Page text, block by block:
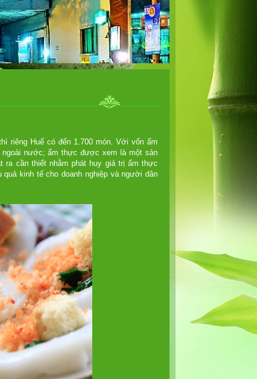
riêng Huế có đến 1.700 món. Với vốn ẩm
ngoài nước; ẩm thực được xem là một sản
ra cần thiết nhằm phát huy giá trị ẩm thực
kinh tế cho doanh nghiệp và người dân